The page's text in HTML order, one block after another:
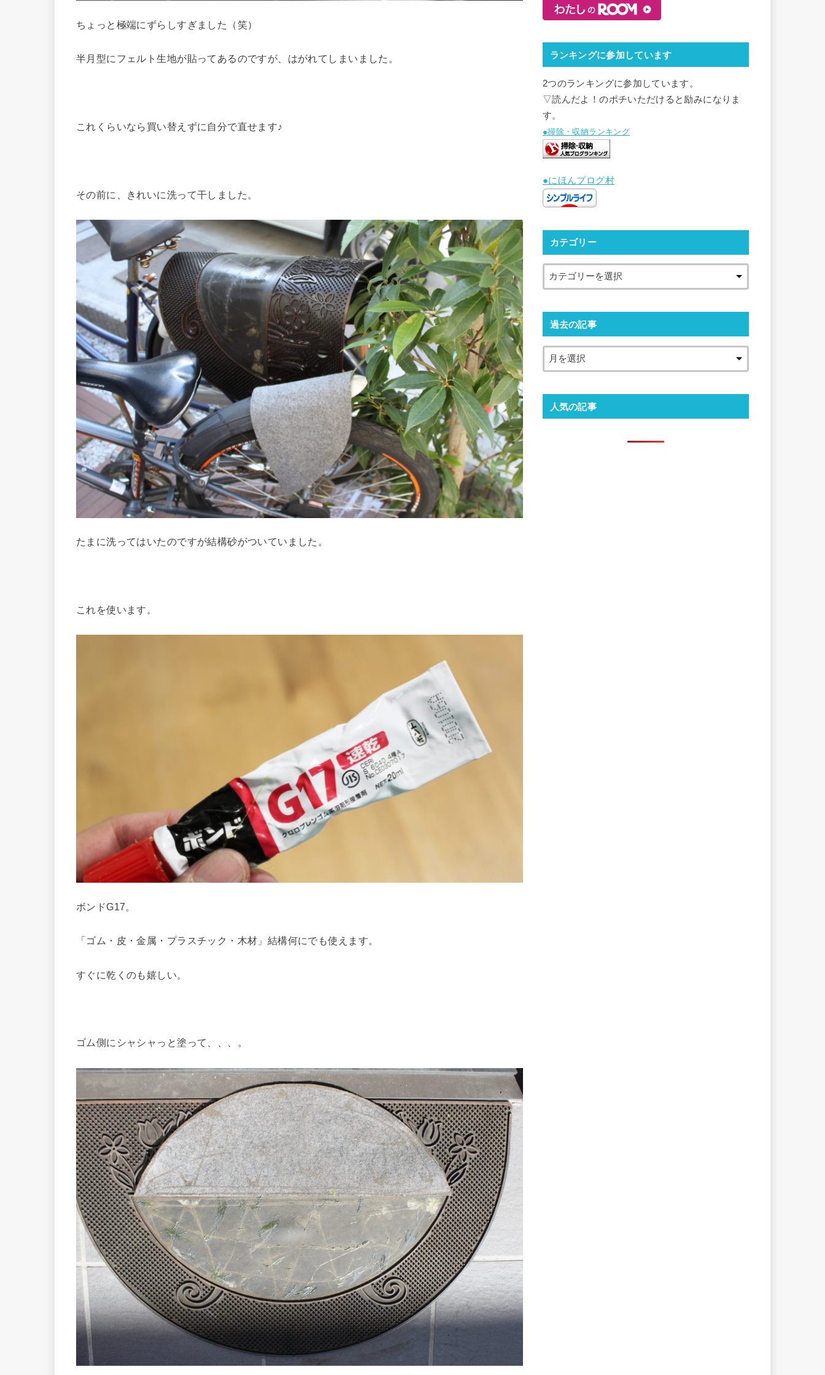
ちょっと極端にずらしすぎました（笑）
半月型にフェルト生地が貼ってあるのですが、はがれてしまいました。
これくらいなら買い替えずに自分で直せます♪
その前に、きれいに洗って干しました。
たまに洗ってはいたのですが結構砂がついていました。
これを使います。
ボンドG17。
「ゴム・皮・金属・プラスチック・木材」結構何にでも使えます。
すぐに乾くのも嬉しい。
ゴム側にシャシャっと塗って、、、。
ランキングに参加しています
2つのランキングに参加しています。
▽読んだよ！のポチいただけると励みになりま
す。
●掃除・収納ランキング
●にほんブログ村
カテゴリー
過去の記事
人気の記事